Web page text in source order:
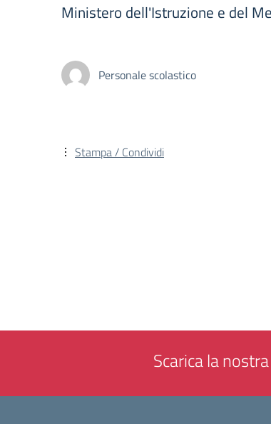
Ministero dell'Istruzione e del
Personale scolastico
Stampa / Condividi
Scarica la